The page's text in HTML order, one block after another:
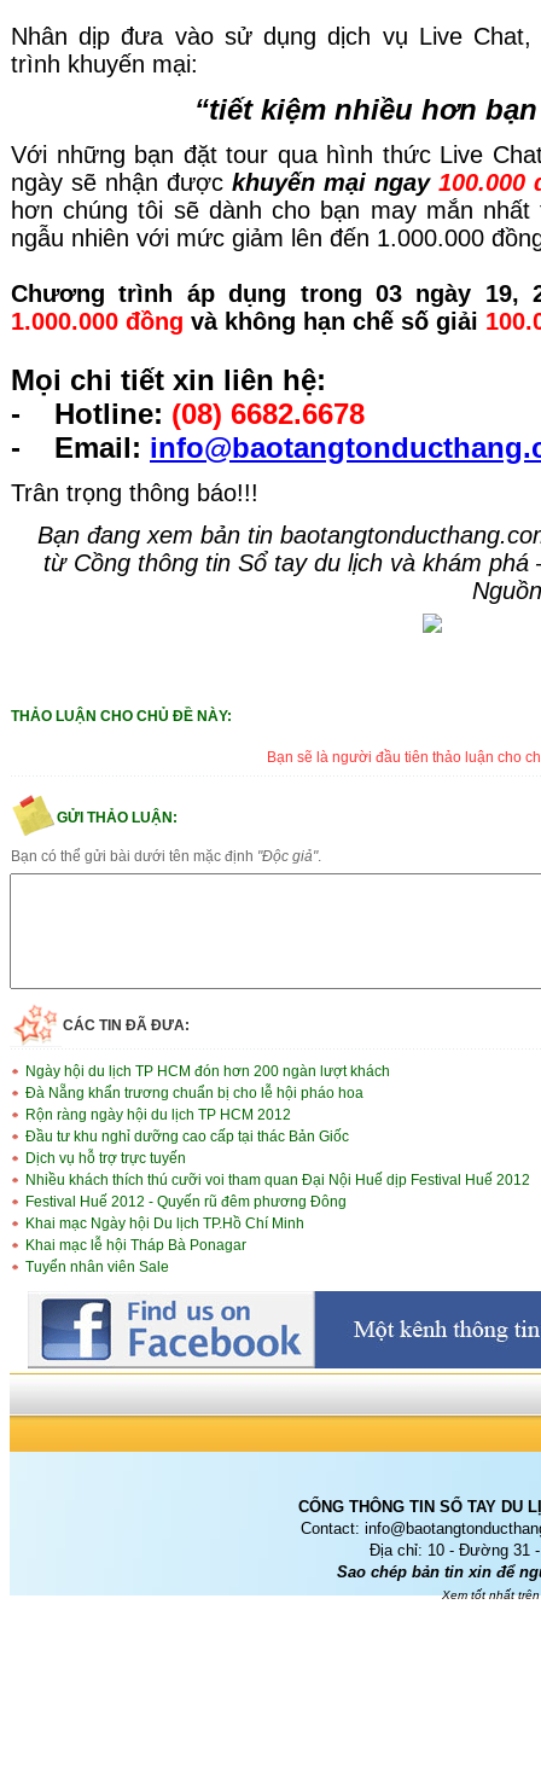
Nhân dịp đưa vào sử dụng dịch vụ Live
trình khuyến mại:
“tiết kiệm nhiều hơn
Với những bạn đặt tour qua hình thức Live
ngày sẽ nhận được khuyến mại ngay 100.000
hơn chúng tôi sẽ dành cho bạn may mắn
ngẫu nhiên với mức giảm lên đến 1.000.000
Chương trình áp dụng trong 03 ngày 19,
1.000.000 đồng và không hạn chế số giải
Mọi chi tiết xin liên hệ:
- Hotline: (08) 6682.6678
- Email:
Trân trọng thông báo!!!
Bạn đang xem bản tin
từ Cồng thông tin Sổ tay du lịch và khám phá
THẢO LUẬN CHO CHỦ ĐỀ NÀY:
Bạn sẽ là người đầu tiên thảo luận cho
GỬI THẢO LUẬN:
Bạn có thể gửi bài dưới tên mặc định "Độc giả".
CÁC TIN ĐÃ ĐƯA:
Ngày hội du lịch TP HCM đón hơn 200 ngàn lượt khách
Đà Nẵng khẩn trương chuẩn bị cho lễ hội pháo hoa
Rộn ràng ngày hội du lịch TP HCM 2012
Đầu tư khu nghỉ dưỡng cao cấp tại thác Bản Giốc
Dịch vụ hỗ trợ trực tuyến
Nhiều khách thích thú cưỡi voi tham quan Đại Nội Huế dịp Festival Huế 2012
Festival Huế 2012 - Quyến rũ đêm phương Đông
Khai mạc Ngày hội Du lịch TP.Hồ Chí Minh
Khai mạc lễ hội Tháp Bà Ponagar
Tuyển nhân viên Sale
CỔNG THÔNG TIN SỔ TAY DU
Contact:
Địa chỉ: 10 - Đường 31
Sao chép bản tin xin để
Xem tốt nhất